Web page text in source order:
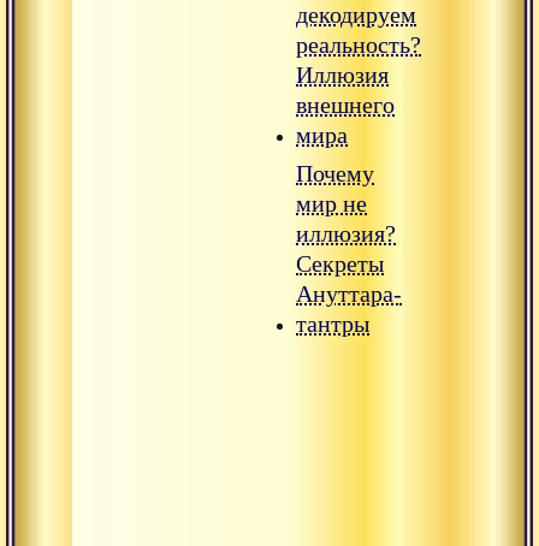
декодируем
реальность?
Иллюзия
внешнего
мира
Почему
мир не
иллюзия?
Секреты
Ануттара-
тантры